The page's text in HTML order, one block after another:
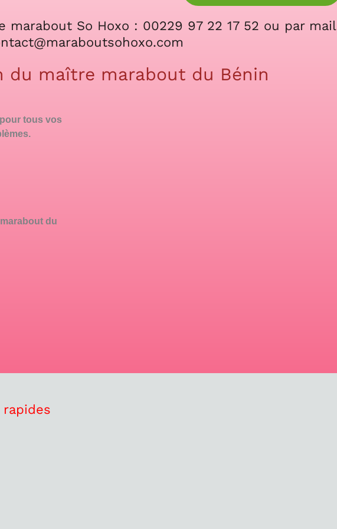
marabout So Hoxo : 00229 97 22 17 52 ou par mail
du maître marabout du Bénin
tous vos
du
rapides